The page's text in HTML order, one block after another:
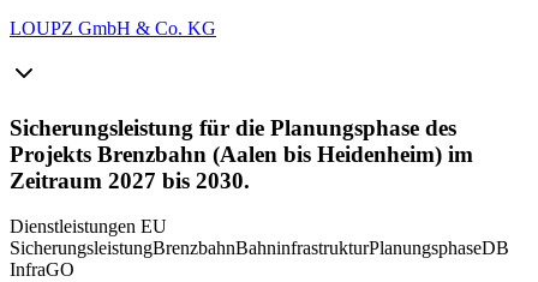
LOUPZ GmbH & Co. KG
Sicherungsleistung für die Planungsphase des
Projekts Brenzbahn (Aalen bis Heidenheim) im
Zeitraum 2027 bis 2030.
Dienstleistungen EU
SicherungsleistungBrenzbahnBahninfrastrukturPlanungsphaseDB
InfraGO